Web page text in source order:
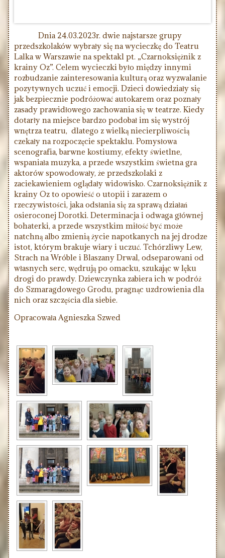
Dnia 24.03.2023r. dwie najstarsze grupy
przedszkolaków wybrały się na wycieczkę do Teatru
Lalka w Warszawie na spektakl pt. „Czarnoksiężnik z
krainy Oz”. Celem wycieczki było między innymi
rozbudzanie zainteresowania kulturą oraz wyzwalanie
pozytywnych uczuć i emocji. Dzieci dowiedziały się
jak bezpiecznie podróżować autokarem oraz poznały
zasady prawidłowego zachowania się w teatrze. Kiedy
dotarły na miejsce bardzo podobał im się wystrój
wnętrza teatru, dlatego z wielką niecierpliwością
czekały na rozpoczęcie spektaklu. Pomysłowa
scenografia, barwne kostiumy, efekty świetlne,
wspaniała muzyka, a przede wszystkim świetna gra
aktorów spowodowały, że przedszkolaki z
zaciekawieniem oglądały widowisko. Czarnoksiężnik z
krainy Oz to opowieść o utopii i zarazem o
rzeczywistości, jaka odsłania się za sprawą działań
osieroconej Dorotki. Determinacja i odwaga głównej
bohaterki, a przede wszystkim miłość być może
natchną albo zmienią życie napotkanych na jej drodze
istot, którym brakuje wiary i uczuć. Tchórzliwy Lew,
Strach na Wróble i Blaszany Drwal, odseparowani od
własnych serc, wędrują po omacku, szukając w lęku
drogi do prawdy. Dziewczynka zabiera ich w podróż
do Szmaragdowego Grodu, pragnąc uzdrowienia dla
nich oraz szczęścia dla siebie.
Opracowała Agnieszka Szwed